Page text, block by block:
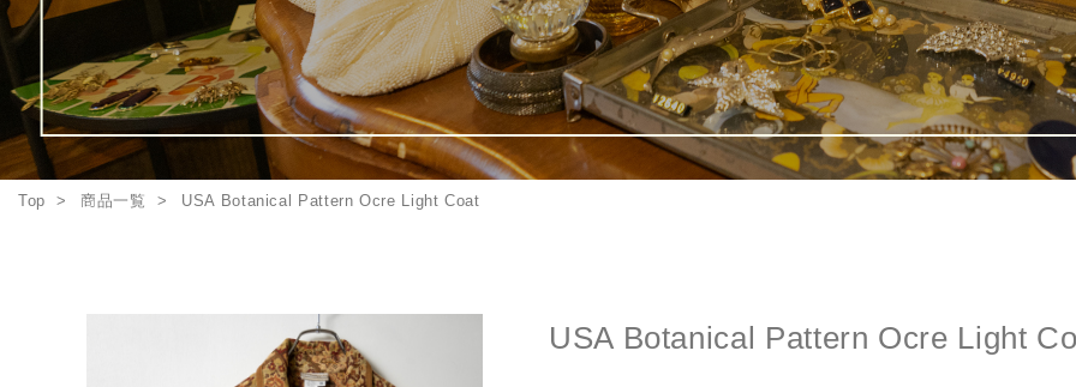
Top 商品一覧 USA Botanical Pattern Ocre Light Coat
USA Botanical Pattern Ocre Light